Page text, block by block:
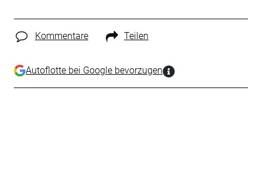
Kommentare Teilen
Autoflotte bei Google bevorzugen